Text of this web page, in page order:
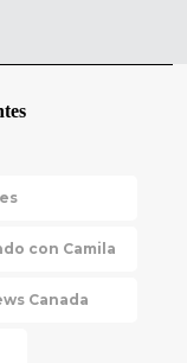
con Camila
Canada